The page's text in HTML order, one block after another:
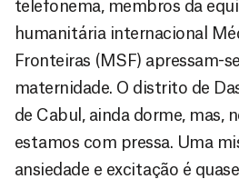
telefonema, membros da
humanitária internacional
Fronteiras (MSF) apressam-
maternidade. O distrito de
de Cabul, ainda dorme, mas,
estamos com pressa. Uma
ansiedade e excitação é